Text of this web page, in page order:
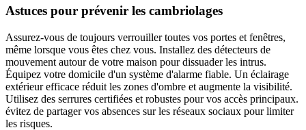
Astuces pour prévenir les cambriolages
Assurez-vous de toujours verrouiller toutes vos portes et fenêtres,
même lorsque vous êtes chez vous. Installez des détecteurs de
mouvement autour de votre maison pour dissuader les intrus.
Équipez votre domicile d'un système d'alarme fiable. Un éclairage
extérieur efficace réduit les zones d'ombre et augmente la visibilité.
Utilisez des serrures certifiées et robustes pour vos accès principaux.
évitez de partager vos absences sur les réseaux sociaux pour limiter
les risques.